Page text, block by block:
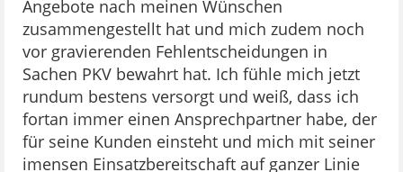
Angebote nach meinen Wünschen
zusammengestellt hat und mich zudem noch
vor gravierenden Fehlentscheidungen in
Sachen PKV bewahrt hat. Ich fühle mich jetzt
rundum bestens versorgt und weiß, dass ich
fortan immer einen Ansprechpartner habe, der
für seine Kunden einsteht und mich mit seiner
imensen Einsatzbereitschaft auf ganzer Linie